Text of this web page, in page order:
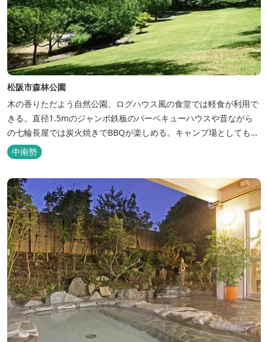
松阪市森林公園
木の香りただよう自然公園。ログハウス風の食堂では軽食が利用で
きる。直径1.5mのジャンボ鉄板のバーベキューハウスや昔ながら
の七輪長屋では炭火焼きでBBQが楽しめる。キャンプ場としても人
気で、週末は多くのキャンパーでにぎわっている。バンガローや5
タイプのテントサイトがある。展望台からは市街が一望できる。ま
込みOK！あらかじめご...
中南勢